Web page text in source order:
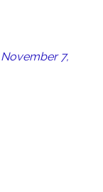
November 7,